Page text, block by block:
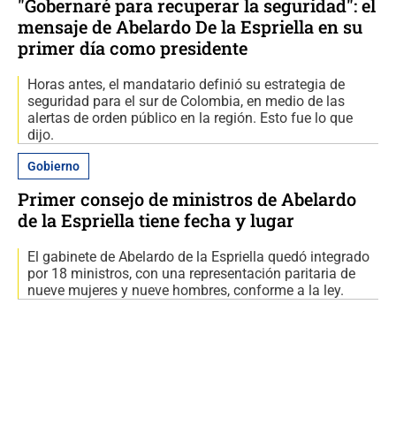
"Gobernaré para recuperar la seguridad": el
mensaje de Abelardo De la Espriella en su
primer día como presidente
Horas antes, el mandatario definió su estrategia de
seguridad para el sur de Colombia, en medio de las
alertas de orden público en la región. Esto fue lo que
dijo.
Gobierno
Primer consejo de ministros de Abelardo
de la Espriella tiene fecha y lugar
El gabinete de Abelardo de la Espriella quedó integrado
por 18 ministros, con una representación paritaria de
nueve mujeres y nueve hombres, conforme a la ley.